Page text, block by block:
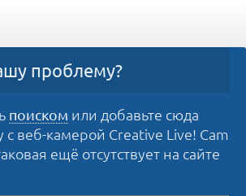
проблему?
поиском или добавьте сюда
веб-камерой Creative Live! Cam
ещё отсутствует на сайте